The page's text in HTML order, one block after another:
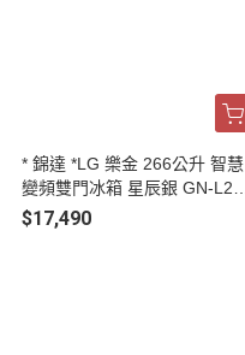
* 錦達 *LG 樂金 266公升 智慧
變頻雙門冰箱 星辰銀 GN-L266
SVN
$17,490